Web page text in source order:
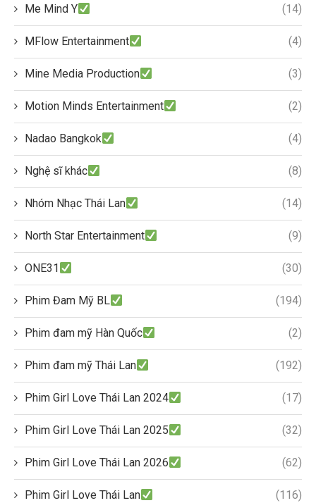
Me Mind Y (14)
MFlow Entertainment (4)
Mine Media Production (3)
Motion Minds Entertainment (2)
Nadao Bangkok (4)
Nghệ sĩ khác (8)
Nhóm Nhạc Thái Lan (14)
North Star Entertainment (9)
ONE31 (30)
Phim Đam Mỹ BL (194)
Phim đam mỹ Hàn Quốc (2)
Phim đam mỹ Thái Lan (192)
Phim Girl Love Thái Lan 2024 (17)
Phim Girl Love Thái Lan 2025 (32)
Phim Girl Love Thái Lan 2026 (62)
Phim Girl Love Thái Lan (116)